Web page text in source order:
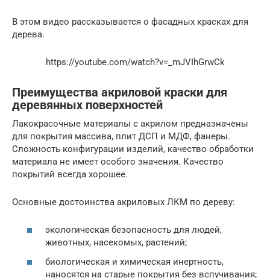
В этом видео рассказывается о фасадных красках для
дерева.
https://youtube.com/watch?v=_mJVIhGrwCk
Преимущества акриловой краски для
деревянных поверхностей
Лакокрасочные материалы с акрилом предназначены
для покрытия массива, плит ДСП и МДФ, фанеры.
Сложность конфигурации изделий, качество обработки
материала не имеет особого значения. Качество
покрытий всегда хорошее.
Основные достоинства акриловых ЛКМ по дереву:
экологическая безопасность для людей,
животных, насекомых, растений;
биологическая и химическая инертность,
наносятся на старые покрытия без вспучивания;